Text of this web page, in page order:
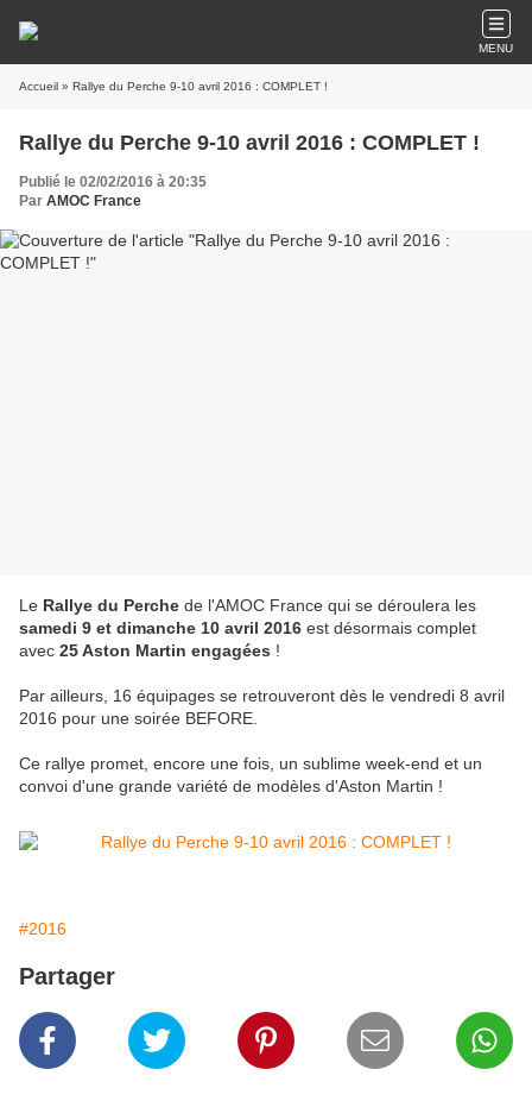
MENU
Accueil » Rallye du Perche 9-10 avril 2016 : COMPLET !
Rallye du Perche 9-10 avril 2016 : COMPLET !
Publié le 02/02/2016 à 20:35
Par AMOC France
Le Rallye du Perche de l'AMOC France qui se déroulera les
samedi 9 et dimanche 10 avril 2016 est désormais complet
avec 25 Aston Martin engagées !
Par ailleurs, 16 équipages se retrouveront dès le vendredi 8 avril
2016 pour une soirée BEFORE.
Ce rallye promet, encore une fois, un sublime week-end et un
convoi d'une grande variété de modèles d'Aston Martin !
#2016
Partager